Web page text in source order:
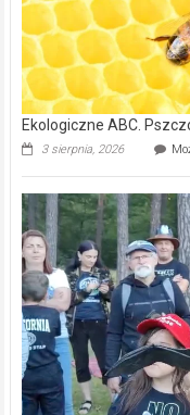
Ekologiczne ABC.
3 sierpnia, 2026